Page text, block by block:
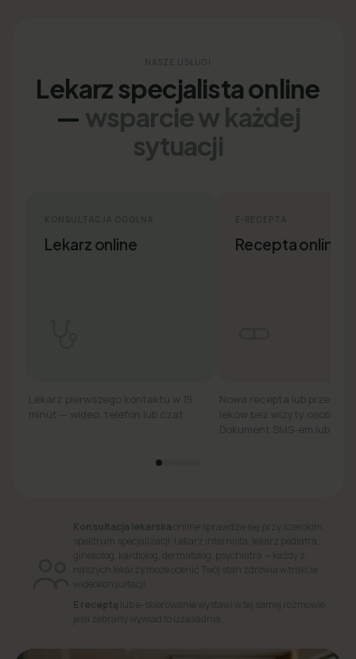
NASZE USŁUGI
Lekarz specjalista online
— wsparcie w każdej
sytuacji
Lekarz online
Lekarz pierwszego kontaktu w 15
minut — wideo, telefon lub czat.
E-RECEPTA
Recepta online
Nowa recepta lub
leków bez wizyty osobiście.
Dokument SMS-em lub e-
Konsultacja lekarskaonline sprawdza się przy szerokim
spektrum specjalizacji. Lekarz internista, lekarz pediatra,
ginekolog, kardiolog, dermatolog, psychiatra — każdy z
naszych lekarzy może ocenić Twój stan zdrowia w trakcie
wideokonsultacji.
E receptę lub e-skierowanie wystawi w tej samej rozmowie,
jeśli zebrany wywiad to uzasadnia.